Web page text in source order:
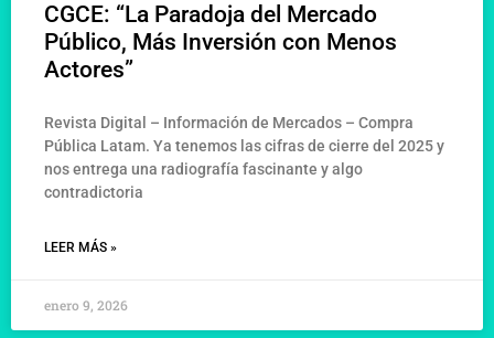
CGCE: “La Paradoja del Mercado
Público, Más Inversión con Menos
Actores”
Revista Digital – Información de Mercados – Compra
Pública Latam. Ya tenemos las cifras de cierre del 2025 y
nos entrega una radiografía fascinante y algo
contradictoria
LEER MÁS »
enero 9, 2026